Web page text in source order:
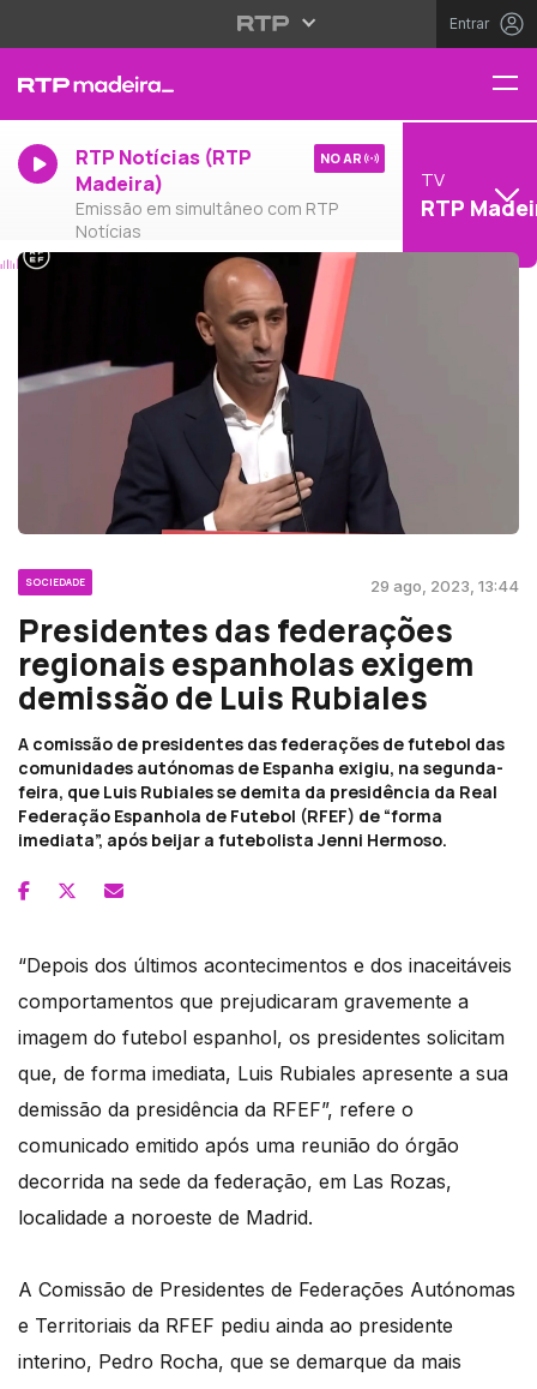
Entrar
RTP Notícias (RTP
Madeira)
Emissão em simultâneo com RTP
Notícias
NO AR
TV
RTP
SOCIEDADE 29 ago, 2023, 13:44
Presidentes das federações
regionais espanholas exigem
demissão de Luis Rubiales
A comissão de presidentes das federações de futebol das
comunidades autónomas de Espanha exigiu, na segunda-
feira, que Luis Rubiales se demita da presidência da Real
Federação Espanhola de Futebol (RFEF) de “forma
imediata”, após beijar a futebolista Jenni Hermoso.
“Depois dos últimos acontecimentos e dos inaceitáveis
comportamentos que prejudicaram gravemente a
imagem do futebol espanhol, os presidentes solicitam
que, de forma imediata, Luis Rubiales apresente a sua
demissão da presidência da RFEF”, refere o
comunicado emitido após uma reunião do órgão
decorrida na sede da federação, em Las Rozas,
localidade a noroeste de Madrid.
A Comissão de Presidentes de Federações Autónomas
e Territoriais da RFEF pediu ainda ao presidente
interino, Pedro Rocha, que se demarque da mais